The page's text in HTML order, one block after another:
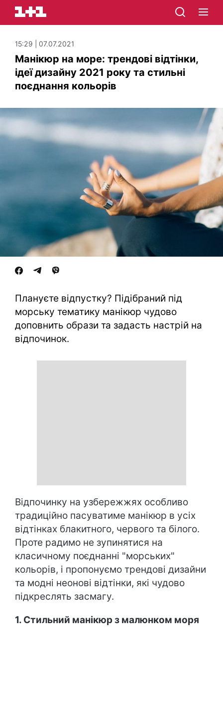
15:29 | 07.07.2021
Манікюр на море: трендові відтінки,
ідеї дизайну 2021 року та стильні
поєднання кольорів
Плануєте відпустку? Підібраний під
морську тематику манікюр чудово
доповнить образи та задасть настрій на
відпочинок.
Відпочинку на узбережжях особливо
традиційно пасуватиме манікюр в усіх
відтінках блакитного, червого та білого.
Проте радимо не зупинятися на
класичному поєднанні "морських"
кольорів, і пропонуємо трендові дизайни
та модні неонові відтінки, які чудово
підкреслять засмагу.
1. Стильний манікюр з малюнком моря